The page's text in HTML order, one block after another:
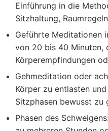
Einführung in die
Sitzhaltung,
Geführte Meditationen
von 20 bis 40 Minuten,
Körperempfindungen
Gehmeditation oder
Körper zu entlasten
Sitzphasen bewusst zu
Phasen des Schweigens: